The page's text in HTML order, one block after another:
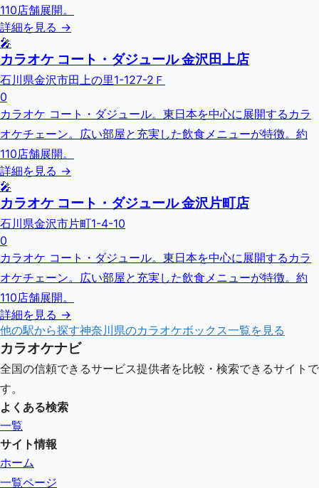
110店舗展開。
詳細を見る →
🎤
カラオケ コート・ダジュール 金沢田上店
石川県金沢市田上の里1-127-2Ｆ
0
カラオケ コート・ダジュール。東日本を中心に展開するカラ
オケチェーン。広い部屋と充実した飲食メニューが特徴。約
110店舗展開。
詳細を見る →
🎤
カラオケ コート・ダジュール 金沢片町店
石川県金沢市片町1-4-10
0
カラオケ コート・ダジュール。東日本を中心に展開するカラ
オケチェーン。広い部屋と充実した飲食メニューが特徴。約
110店舗展開。
詳細を見る →
他の駅から探す神奈川県のカラオケボックス一覧を見る
カラオケナビ
全国の信頼できるサービス提供者を比較・検索できるサイトで
す。
よくある検索
一覧
サイト情報
ホーム
一覧ページ